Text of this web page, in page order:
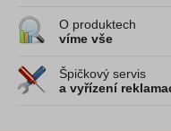
O produktech
víme vše
Špičkový servis
a vyřízení